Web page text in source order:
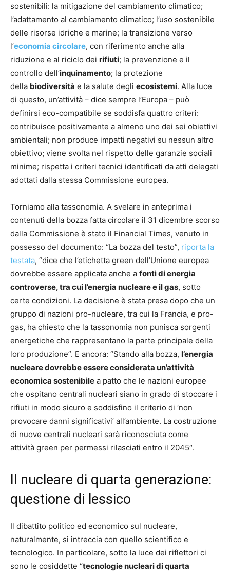
sostenibili: la mitigazione del cambiamento climatico;
l’adattamento al cambiamento climatico; l’uso sostenibile
delle risorse idriche e marine; la transizione verso
l’economia circolare, con riferimento anche alla
riduzione e al riciclo dei rifiuti; la prevenzione e il
controllo dell’inquinamento; la protezione
della biodiversità e la salute degli ecosistemi. Alla luce
di questo, un’attività – dice sempre l’Europa – può
definirsi eco-compatibile se soddisfa quattro criteri:
contribuisce positivamente a almeno uno dei sei obiettivi
ambientali; non produce impatti negativi su nessun altro
obiettivo; viene svolta nel rispetto delle garanzie sociali
minime; rispetta i criteri tecnici identificati da atti delegati
adottati dalla stessa Commissione europea.
Torniamo alla tassonomia. A svelare in anteprima i
contenuti della bozza fatta circolare il 31 dicembre scorso
dalla Commissione è stato il Financial Times, venuto in
possesso del documento: “La bozza del testo”, riporta la
testata, “dice che l’etichetta green dell’Unione europea
dovrebbe essere applicata anche a fonti di energia
controverse, tra cui l’energia nucleare e il gas, sotto
certe condizioni. La decisione è stata presa dopo che un
gruppo di nazioni pro-nucleare, tra cui la Francia, e pro-
gas, ha chiesto che la tassonomia non punisca sorgenti
energetiche che rappresentano la parte principale della
loro produzione”. E ancora: “Stando alla bozza, l’energia
nucleare dovrebbe essere considerata un’attività
economica sostenibile a patto che le nazioni europee
che ospitano centrali nucleari siano in grado di stoccare i
rifiuti in modo sicuro e soddisfino il criterio di ‘non
provocare danni significativi’ all’ambiente. La costruzione
di nuove centrali nucleari sarà riconosciuta come
attività green per permessi rilasciati entro il 2045″.
Il nucleare di quarta generazione:
questione di lessico
Il dibattito politico ed economico sul nucleare,
naturalmente, si intreccia con quello scientifico e
tecnologico. In particolare, sotto la luce dei riflettori ci
sono le cosiddette “tecnologie nucleari di quarta